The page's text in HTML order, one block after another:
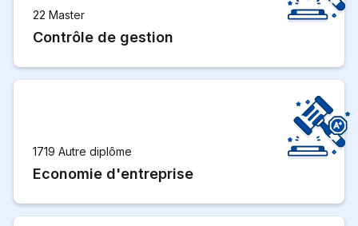
22 Master
Contrôle de gestion
1719 Autre diplôme
Economie d'entreprise